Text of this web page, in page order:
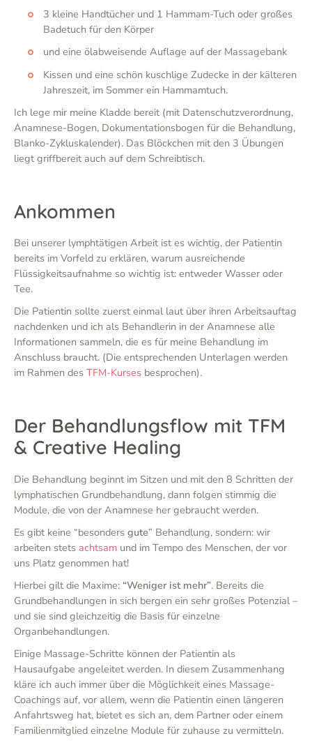
3 kleine Handtücher und 1 Hammam-Tuch oder großes
Badetuch für den Körper
und eine ölabweisende Auflage auf der Massagebank
Kissen und eine schön kuschlige Zudecke in der kälteren
Jahreszeit, im Sommer ein Hammamtuch.
Ich lege mir meine Kladde bereit (mit Datenschutzverordnung,
Anamnese-Bogen, Dokumentationsbogen für die Behandlung,
Blanko-Zykluskalender). Das Blöckchen mit den 3 Übungen
liegt griffbereit auch auf dem Schreibtisch.
Ankommen
Bei unserer lymphtätigen Arbeit ist es wichtig, der Patientin
bereits im Vorfeld zu erklären, warum ausreichende
Flüssigkeitsaufnahme so wichtig ist: entweder Wasser oder
Tee.
Die Patientin sollte zuerst einmal laut über ihren Arbeitsauftag
nachdenken und ich als Behandlerin in der Anamnese alle
Informationen sammeln, die es für meine Behandlung im
Anschluss braucht. (Die entsprechenden Unterlagen werden
im Rahmen des TFM-Kurses besprochen).
Der Behandlungsflow mit TFM
& Creative Healing
Die Behandlung beginnt im Sitzen und mit den 8 Schritten der
lymphatischen Grundbehandlung, dann folgen stimmig die
Module, die von der Anamnese her gebraucht werden.
Es gibt keine “besonders gute” Behandlung, sondern: wir
arbeiten stets achtsam und im Tempo des Menschen, der vor
uns Platz genommen hat!
Hierbei gilt die Maxime: “Weniger ist mehr”. Bereits die
Grundbehandlungen in sich bergen ein sehr großes Potenzial –
und sie sind gleichzeitig die Basis für einzelne
Organbehandlungen.
Einige Massage-Schritte können der Patientin als
Hausaufgabe angeleitet werden. In diesem Zusammenhang
kläre ich auch immer über die Möglichkeit eines Massage-
Coachings auf, vor allem, wenn die Patientin einen längeren
Anfahrtsweg hat, bietet es sich an, dem Partner oder einem
Familienmitglied einzelne Module für zuhause zu vermitteln.